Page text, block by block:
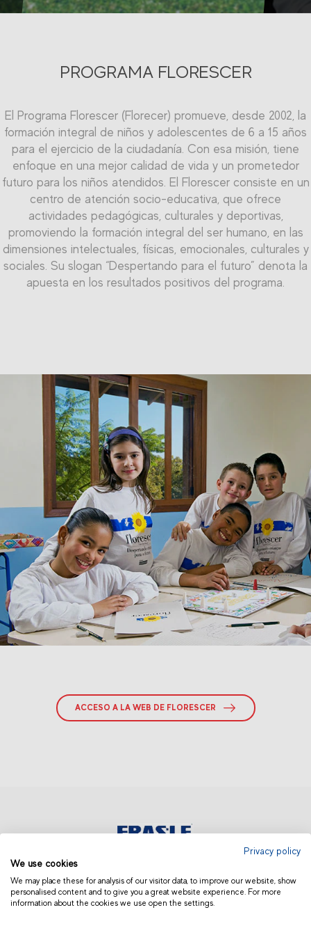
PROGRAMA FLORESCER
El Programa Florescer (Florecer) promueve, desde 2002, la
formación integral de niños y adolescentes de 6 a 15 años
para el ejercicio de la ciudadanía. Con esa misión, tiene
enfoque en una mejor calidad de vida y un prometedor
futuro para los niños atendidos. El Florescer consiste en un
centro de atención socio-educativa, que ofrece
actividades pedagógicas, culturales y deportivas,
promoviendo la formación integral del ser humano, en las
dimensiones intelectuales, físicas, emocionales, culturales y
sociales. Su slogan “Despertando para el futuro” denota la
apuesta en los resultados positivos del programa.
ACCESO A LA WEB DE FLORESCER
El programa Qualificar (Calificar) del Centro de Educación
Profesional Randoncorp les propicia a los adolescentes la
calificación en el mercado laboral, ofreciéndoles iniciación
profesional en el segmento metal-mecánico y en el
segmento comercio-servicios. El proyecto cuenta con un
área de más de mil metros cuadrados y capacidad para
formar más de 200 jóvenes simultáneamente.
COLOMBIA
Privacy policy
We use cookies
We may place these for analysis of our visitor data, to improve our website, show
personalised content and to give you a great website experience. For more
information about the cookies we use open the settings.